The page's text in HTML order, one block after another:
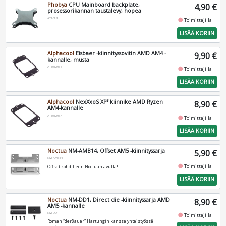
Phobya CPU Mainboard backplate,
prosessorikannan taustalevy, hopea
AT16181
4,90 €
fiber_manual_recordToimittajilla
LISÄÄ KORIIN
Alphacool Eisbaer -kiinnityssovitin AMD AM4 -
kannalle, musta
AT1012958
9,90 €
fiber_manual_recordToimittajilla
LISÄÄ KORIIN
Alphacool NexXxoS XP³ kiinnike AMD Ryzen
AM4-kannalle
AT1012957
8,90 €
fiber_manual_recordToimittajilla
LISÄÄ KORIIN
Noctua NM-AMB14, Offset AM5 -kiinnityssarja
NM-AMB14
Offset kohdilleen Noctuan avulla!
5,90 €
fiber_manual_recordToimittajilla
LISÄÄ KORIIN
Noctua NM-DD1, Direct die -kiinnityssarja AMD
AM5 -kannalle
NM-DD1
Roman “der8auer” Hartungin kanssa yhteistyössä
8,90 €
fiber_manual_recordToimittajilla